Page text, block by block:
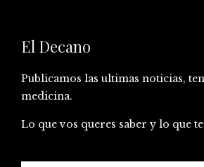
El Decano
Publicamos las ultimas noticias,
medicina.
Lo que vos queres saber y lo que